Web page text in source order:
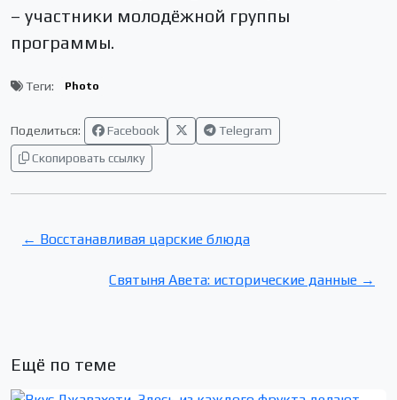
– участники молодёжной группы
программы.
Теги: Photo
Поделиться: Facebook
Telegram
Скопировать ссылку
← Восстанавливая царские блюда
Святыня Авета: исторические данные →
Ещё по теме